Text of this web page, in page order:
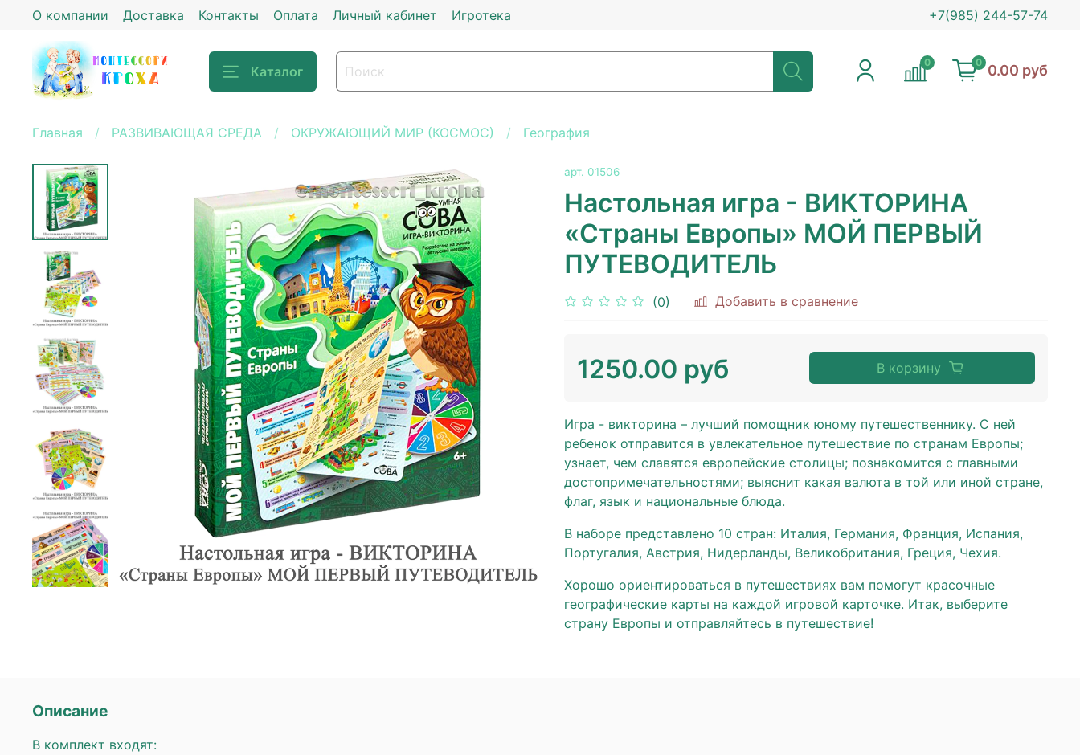
О компании Доставка Контакты Оплата Личный кабинет Игротека +7(985) 244-57-74
Каталог
0 0 0.00 руб
Главная РАЗВИВАЮЩАЯ СРЕДА ОКРУЖАЮЩИЙ МИР (КОСМОС) География
арт. 01506
Настольная игра - ВИКТОРИНА
«Страны Европы» МОЙ ПЕРВЫЙ
ПУТЕВОДИТЕЛЬ
(0) Добавить в сравнение
1250.00 руб В корзину
Игра - викторина – лучший помощник юному путешественнику. С ней
ребенок отправится в увлекательное путешествие по странам Европы;
узнает, чем славятся европейские столицы; познакомится с главными
достопримечательностями; выяснит какая валюта в той или иной стране,
флаг, язык и национальные блюда.
В наборе представлено 10 стран: Италия, Германия, Франция, Испания,
Португалия, Австрия, Нидерланды, Великобритания, Греция, Чехия.
Хорошо ориентироваться в путешествиях вам помогут красочные
географические карты на каждой игровой карточке. Итак, выберите
страну Европы и отправляйтесь в путешествие!
Описание
В комплект входят: